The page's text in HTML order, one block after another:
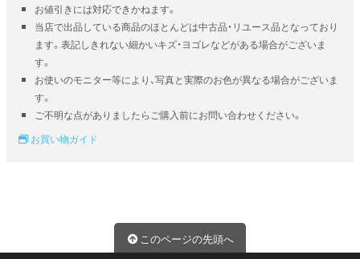
お値引きには対応できかねます。
当店で出品している商品のほとんどは中古品・リユース品となっており
ます。表記しきれない細かいキズ・ヨゴレなどがある場合がございま
す。
お使いのモニター等により、写真と実際のお色が異なる場合がございま
す。
ご不明な点がありましたらご購入前にお問い合わせください。
お買い物ガイド
このページの先頭へ